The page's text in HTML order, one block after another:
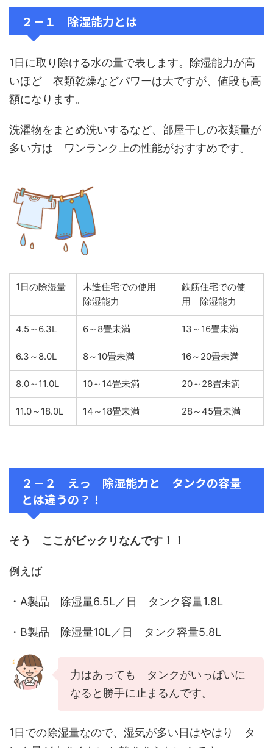
２－１ 除湿能力とは
1日に取り除ける水の量で表します。除湿能力が高
いほど 衣類乾燥などパワーは大ですが、値段も高
額になります。
洗濯物をまとめ洗いするなど、部屋干しの衣類量が
多い方は ワンランク上の性能がおすすめです。
1日の除湿量
木造住宅での使用
除湿能力
鉄筋住宅での使
用 除湿能力
4.5～6.3L 6～8畳未満 13～16畳未満
6.3～8.0L 8～10畳未満 16～20畳未満
8.0～11.0L 10～14畳未満 20～28畳未満
11.0～18.0L 14～18畳未満 28～45畳未満
２－２ えっ 除湿能力と タンクの容量
とは違うの？！
そう ここがビックリなんです！！
例えば
・A製品 除湿量6.5L／日 タンク容量1.8L
・B製品 除湿量10L／日 タンク容量5.8L
力はあっても タンクがいっぱいに
なると勝手に止まるんです。
1日での除湿量なので、湿気が多い日はやはり タ